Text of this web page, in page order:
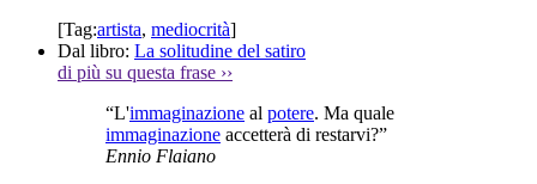
[Tag:artista, mediocrità]
Dal libro: La solitudine del satiro
di più su questa frase ››
“L'immaginazione al potere. Ma quale
immaginazione accetterà di restarvi?”
Ennio Flaiano